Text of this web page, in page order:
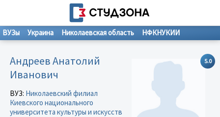
ВУЗы Украина Николаевская область НФКНУКИИ
5.0
Андреев Анатолий
Иванович
ВУЗ: Николаевский филиал
Киевского национального
университета культуры и искусств